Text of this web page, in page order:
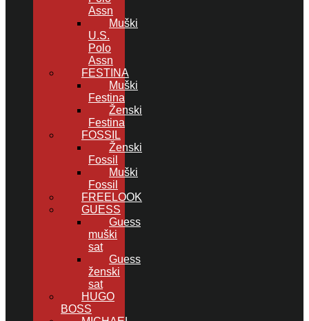
Assn
Muški
U.S.
Polo
Assn
FESTINA
Muški
Festina
Ženski
Festina
FOSSIL
Ženski
Fossil
Muški
Fossil
FREELOOK
GUESS
Guess
muški
sat
Guess
ženski
sat
HUGO
BOSS